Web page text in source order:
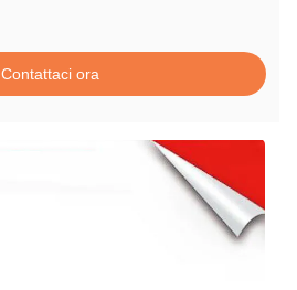
Contattaci ora